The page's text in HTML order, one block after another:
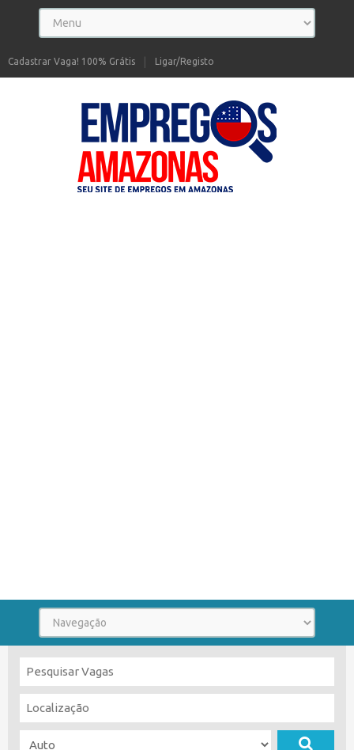
Ligar/Registo
Cadastrar Vaga! 100% Grátis